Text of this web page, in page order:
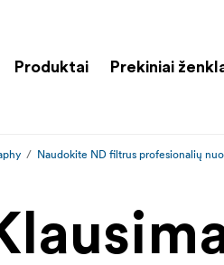
Produktai Prekiniai
Naudokite ND filtrus profesionalių